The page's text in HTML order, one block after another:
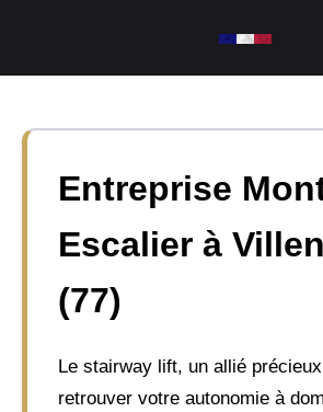
contenu
Entreprise
Escalier à
(77)
Le stairway lift, un allié
retrouver votre autonomie à